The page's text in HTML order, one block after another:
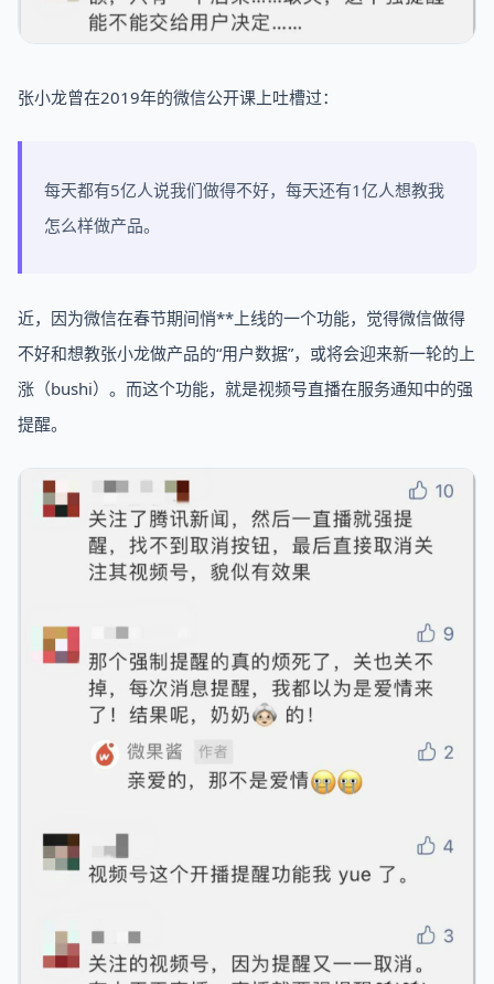
张小龙曾在2019年的微信公开课上吐槽过：
每天都有5亿人说我们做得不好，每天还有1亿人想教我
怎么样做产品。
近，因为微信在春节期间悄**上线的一个功能，觉得微信做得
不好和想教张小龙做产品的“用户数据”，或将会迎来新一轮的上
涨（bushi）。而这个功能，就是视频号直播在服务通知中的强
提醒。